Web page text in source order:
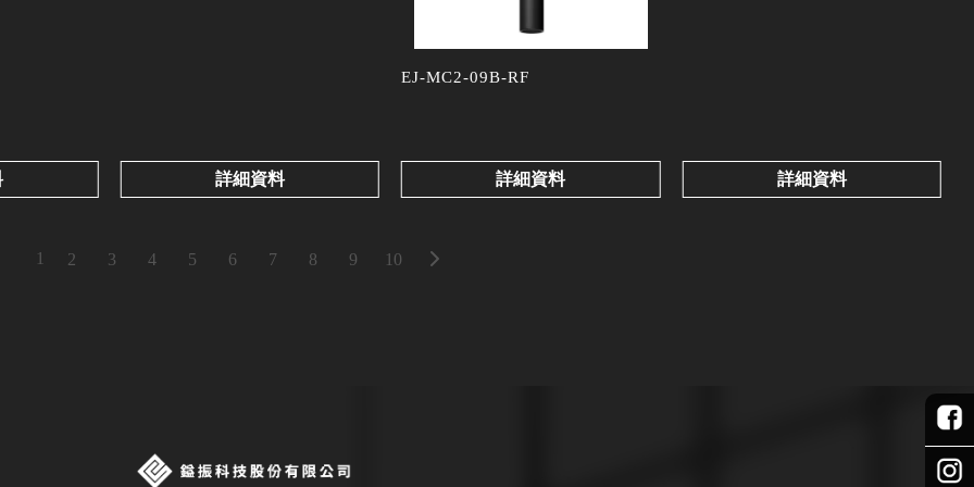
詳細資料
EJ-MC2-09B-RF
詳細資料 詳細資料
1 2 3 4 5 6 7 8 9 10